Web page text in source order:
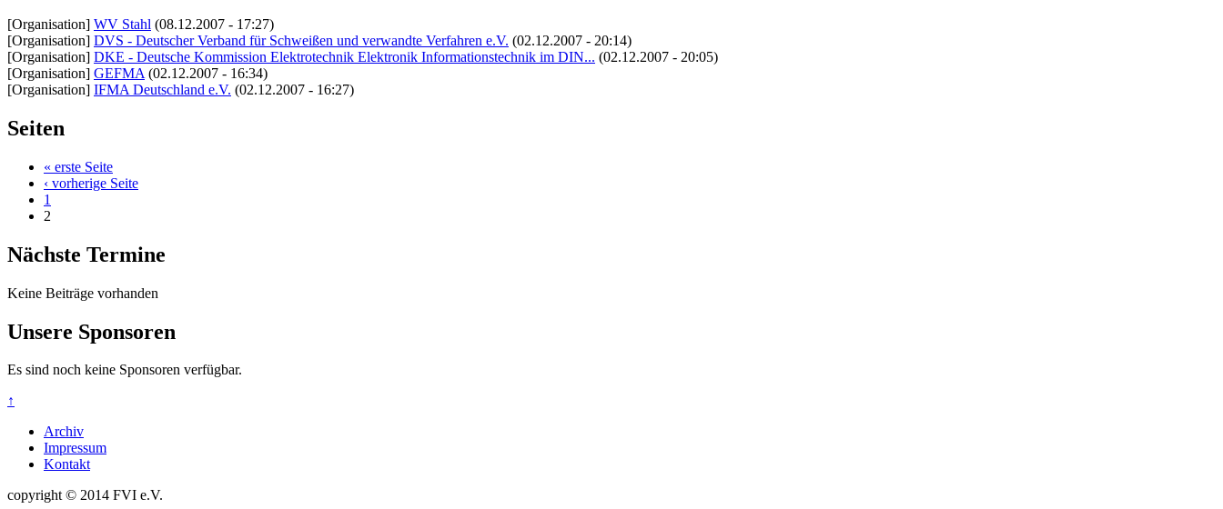
[Organisation] WV Stahl (08.12.2007 - 17:27)
[Organisation] DVS - Deutscher Verband für Schweißen und verwandte Verfahren e.V. (02.12.2007 - 20:14)
[Organisation] DKE - Deutsche Kommission Elektrotechnik Elektronik Informationstechnik im DIN... (02.12.2007 - 20:05)
[Organisation] GEFMA (02.12.2007 - 16:34)
[Organisation] IFMA Deutschland e.V. (02.12.2007 - 16:27)
Seiten
« erste Seite
‹ vorherige Seite
1
2
Nächste Termine
Keine Beiträge vorhanden
Unsere Sponsoren
Es sind noch keine Sponsoren verfügbar.
↑
Archiv
Impressum
Kontakt
copyright © 2014 FVI e.V.